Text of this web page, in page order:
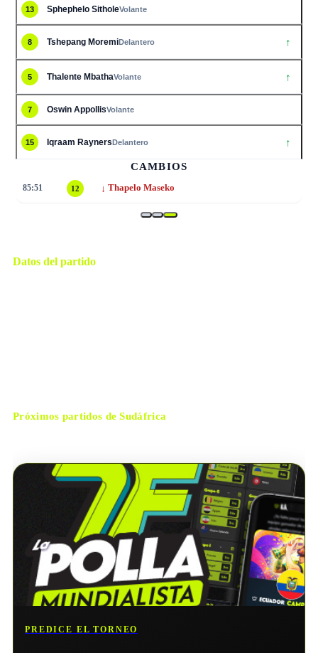
13 Sphephelo SitholeVolante
8 Tshepang MoremiDelantero ↑
5 Thalente MbathaVolante ↑
7 Oswin AppollisVolante
15 Iqraam RaynersDelantero ↑
CAMBIOS
85:51 12 ↓ Thapelo Maseko
Datos del partido
Próximos partidos deSudáfrica
PREDICE EL TORNEO